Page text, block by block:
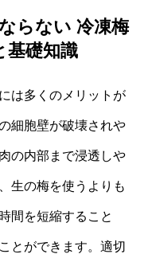
らない 冷凍梅
基礎知識
は多くのメリットが
細胞壁が破壊されや
の内部まで浸透しや
生の梅を使うよりも
間を短縮すること
とができます。適切